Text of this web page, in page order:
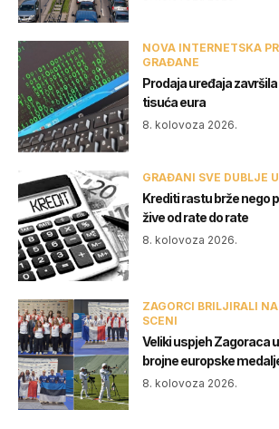
NOVA INTERNETSKA
GRAĐANE
Prodaja uređaja
tisuća eura
8. kolovoza 2026.
GRAĐANI SVE DUBLJE
Krediti rastu brže nego
žive od rate do rate
8. kolovoza 2026.
ZAGORCI BRILJIRALI
SCENI
Veliki uspjeh Zagoraca
brojne europske
8. kolovoza 2026.